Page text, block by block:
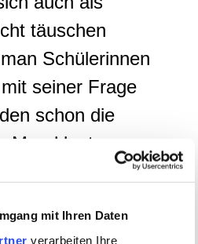
mit Ihren Daten
verarbeiten Ihre
täuschen
Schülerinnen
seiner Frage
schon die
Mund legt.
entwickelnde
sich letzten